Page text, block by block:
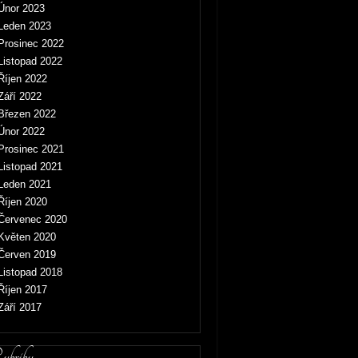
2023
2023
2022
2022
2022
2022
2022
2022
2021
2021
2021
2020
2020
2020
2019
2018
2017
2017